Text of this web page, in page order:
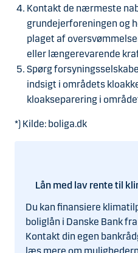
Kontakt de nærmeste
grundejerforeningen og
plaget af
eller længerevarende
Spørg
indsigt i områdets
kloakseparering i
*) Kilde: boliga.dk
Lån med lav rente til
Du kan finansiere
boliglån i Danske Bank
Kontakt din egen